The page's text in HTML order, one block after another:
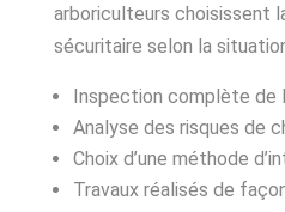
arboriculteurs choisissent
sécuritaire selon la
Inspection complète de
Analyse des risques de
Choix d’une méthode
Travaux réalisés de